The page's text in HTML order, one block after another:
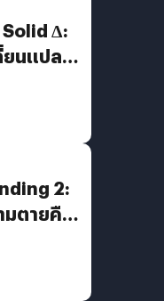
Δ:
ยนแปลง
2:
มตายคือ